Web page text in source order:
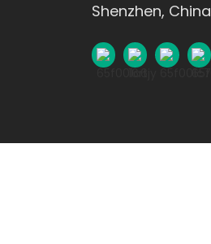
Shenzhen, China